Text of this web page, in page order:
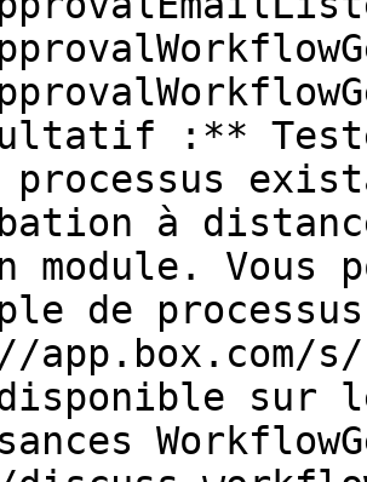
:**
processus
à
module. Vous
de
s/
sur